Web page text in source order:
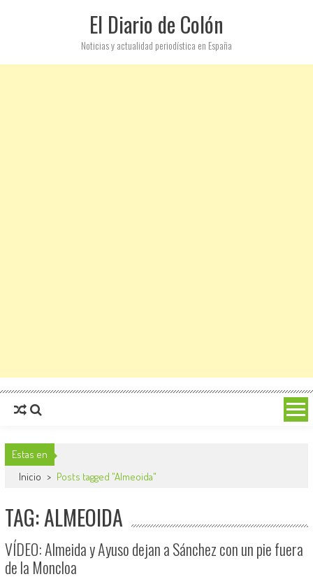
El Diario de Colón
Noticias y actualidad periodística en España
Estas en
Inicio > Posts tagged "Almeoida"
TAG: ALMEOIDA
VÍDEO: Almeida y Ayuso dejan a Sánchez con un pie fuera
de la Moncloa